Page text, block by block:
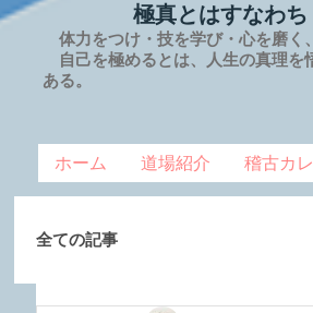
極真とはすなわち
体力をつけ・技を学び・心を磨く
自己を極めるとは、
人生の真理を
ある。
ホーム 道場紹介 稽古カ
全ての記事